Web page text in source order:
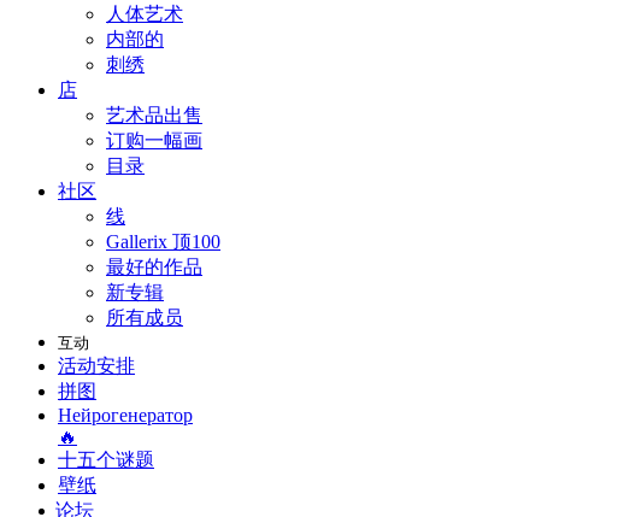
人体艺术
内部的
刺绣
店
艺术品出售
订购一幅画
目录
社区
线
Gallerix 顶100
最好的作品
新专辑
所有成员
互动
活动安排
拼图
Нейрогенератор
🔥
十五个谜题
壁纸
论坛